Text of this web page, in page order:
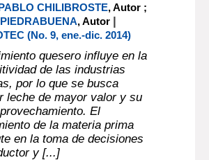
CHILIBROSTE, Autor ;
, Autor |
(No. 9, ene.-dic. 2014)
quesero influye en la
de las industrias
por lo que se busca
leche de mayor valor y su
El
de la materia prima
en la toma de decisiones
y [...]